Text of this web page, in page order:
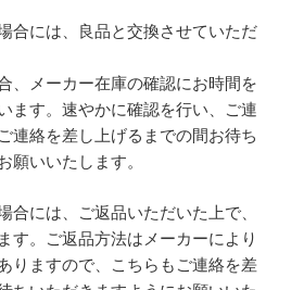
合には、良品と交換させていただ
、メーカー在庫の確認にお時間を
ます。速やかに確認を行い、ご連
連絡を差し上げるまでの間お待ち
願いいたします。
合には、ご返品いただいた上で、
す。ご返品方法はメーカーにより
りますので、こちらもご連絡を差